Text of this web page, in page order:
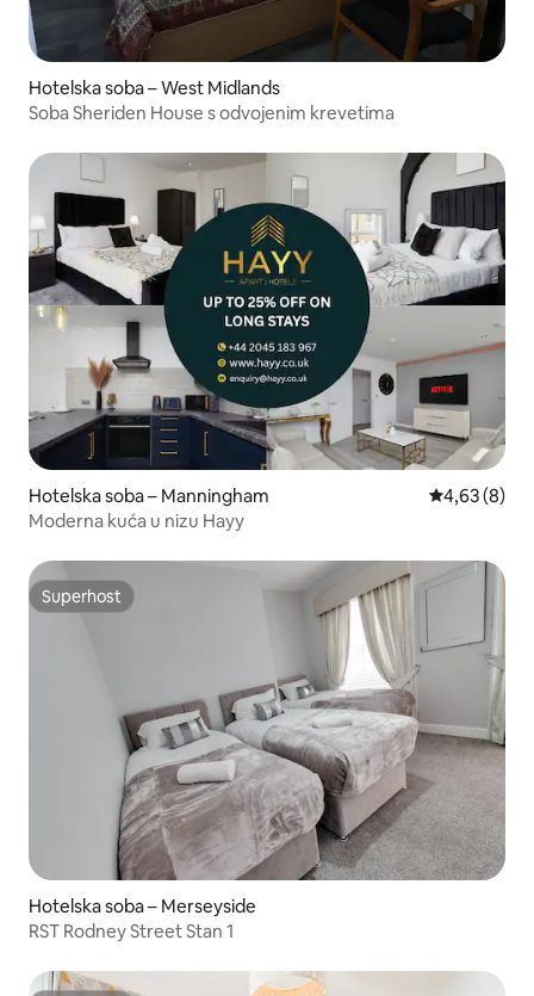
Hotelska soba – West Midlands
Soba Sheriden House s odvojenim krevetima
Hotelska soba – Manningham Prosječna
4,63 (8)
Moderna kuća u nizu Hayy
Superhost
Superhost
Hotelska soba – Merseyside
RST Rodney Street Stan 1